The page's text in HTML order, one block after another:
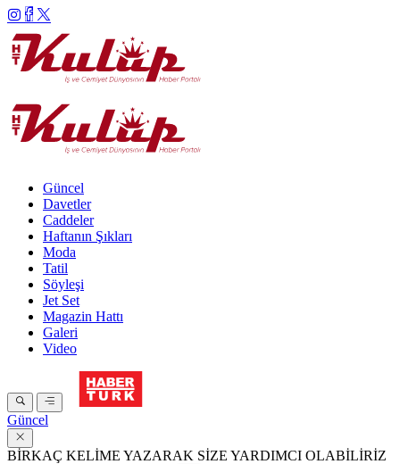
Güncel
Davetler
Caddeler
Haftanın Şıkları
Moda
Tatil
Söyleşi
Jet Set
Magazin Hattı
Galeri
Video
Güncel
BİRKAÇ KELİME YAZARAK SİZE YARDIMCI OLABİLİRİZ